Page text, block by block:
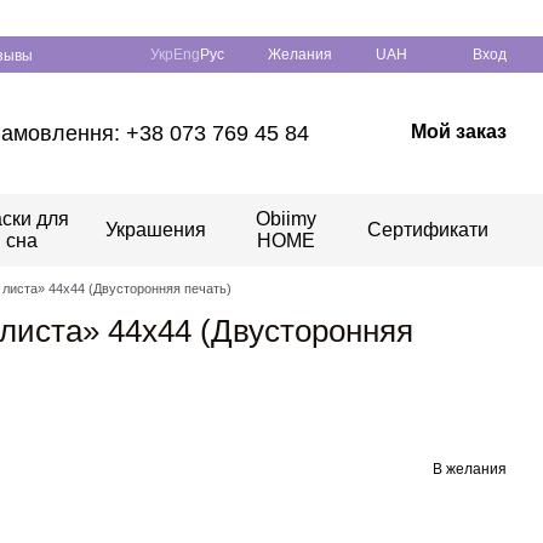
Укр Eng Рус Желания UAH Вход
+38 073 769 45 84 Мой заказ
для
сна
Украшения
Obiimy
HOME
Сертификати
44х44 (Двусторонняя печать)
44х44 (Двусторонняя
В желания